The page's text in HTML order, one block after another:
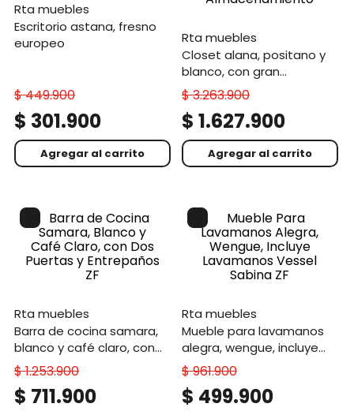
rta muebles
escritorio astana, fresno
europeo
$449.900
$ 301.900
Agregar al carrito
rta muebles
closet alana, positano y
blanco, con gran
capacidad de
almacenamiento
$3.263.900
$ 1.627.900
Agregar al carrito
rta muebles
barra de cocina samara,
blanco y café claro, con
dos puertas y entrepaños
zf
$1.253.900
$ 711.900
rta muebles
mueble para lavamanos
alegra, wengue, incluye
lavamanos vessel sabina
zf
$961.900
$ 499.900